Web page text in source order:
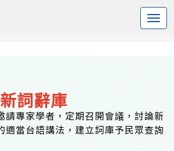
詞辭庫
請專家學者，定期召開會議，討論新
適當台語講法，建立詞庫予民眾查詢